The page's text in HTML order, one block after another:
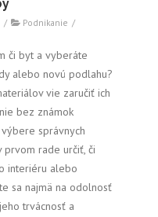
/ Podnikanie /
či byt a vyberáte
alebo novú podlahu?
vie zaručiť ich
bez známok
správnych
prvom rade určiť, či
interiéru alebo
sa najmä na odolnosť
trvácnosť a